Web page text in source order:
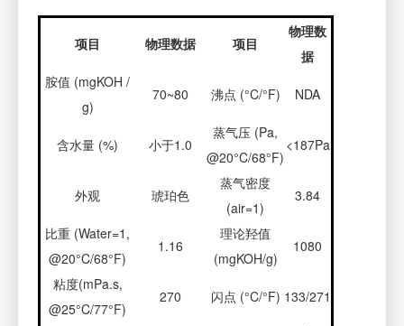
项目 物理数据 项目
物理数
据
胺值 (mgKOH /
g)
70~80 沸点 (°C/°F) NDA
含水量 (%) 小于1.0
蒸气压 (Pa,
@20°C/68°F)
<187Pa
外观 琥珀色
蒸气密度
(air=1)
3.84
比重 (Water=1,
@20°C/68°F)
1.16
理论羟值
(mgKOH/g)
1080
粘度(mPa.s,
@25°C/77°F)
270 闪点 (°C/°F) 133/271